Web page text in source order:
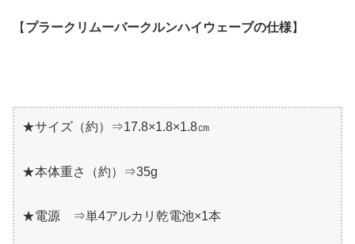
【 プラークリムーバークルンハイウェーブの仕様】
★サイズ（約）⇒17.8×1.8×1.8㎝
★本体重さ（約）⇒35g
★電源 ⇒単4アルカリ乾電池×1本